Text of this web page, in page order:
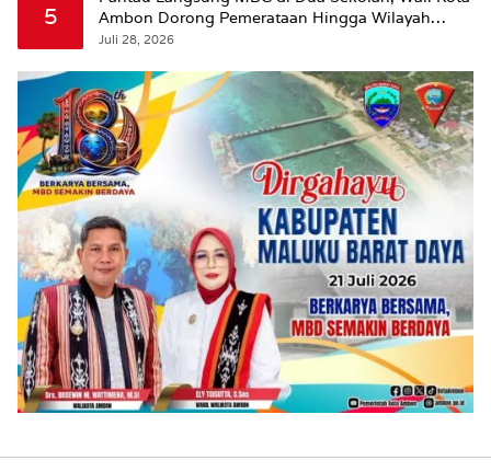
5
Ambon Dorong Pemerataan Hingga Wilayah
Leitimur Selatan
Juli 28, 2026